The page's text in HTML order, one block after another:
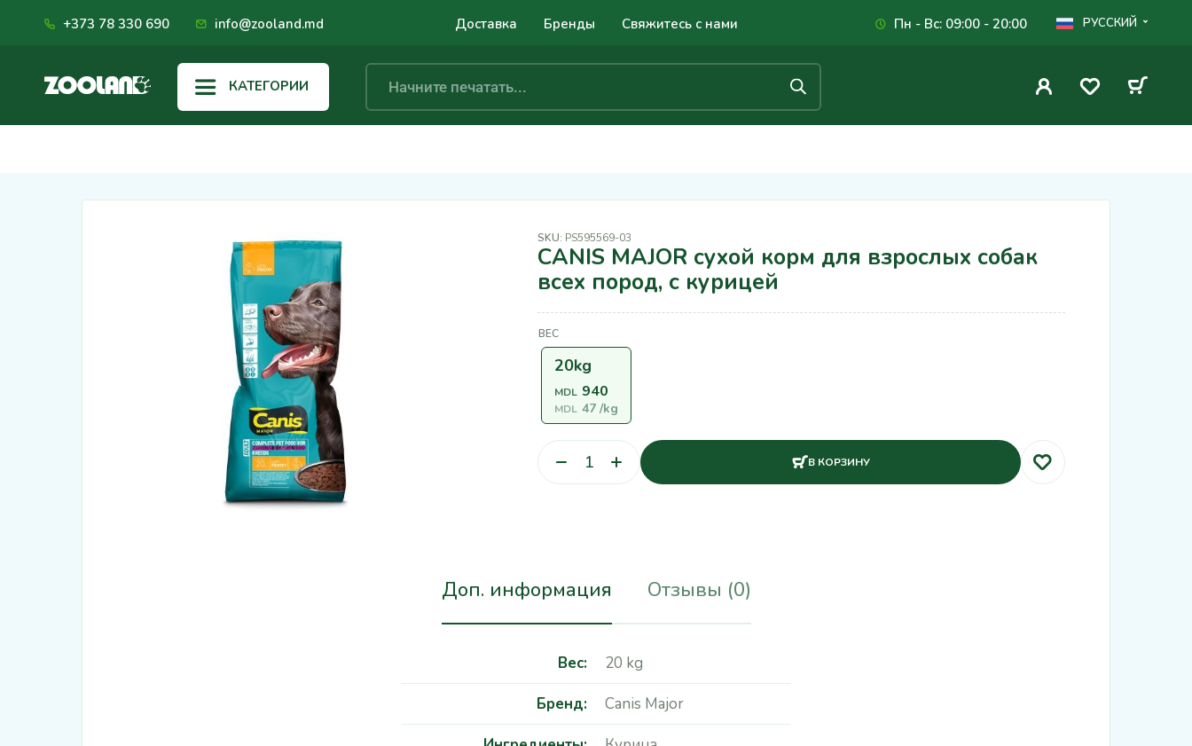
+373 78 330 690 info@zooland.md Доставка Бренды Свяжитесь с нами Пн - Вс: 09:00 - 20:00 РУССКИЙ
КАТЕГОРИИ
SKU: PS595569-03
CANIS MAJOR сухой корм для взрослых собак
всех пород, с курицей
ВЕС
20kg
MDL 940
MDL 47/kg
В КОРЗИНУ
Доп. информация Отзывы (0)
Вес
20 kg
Бренд
Canis Major